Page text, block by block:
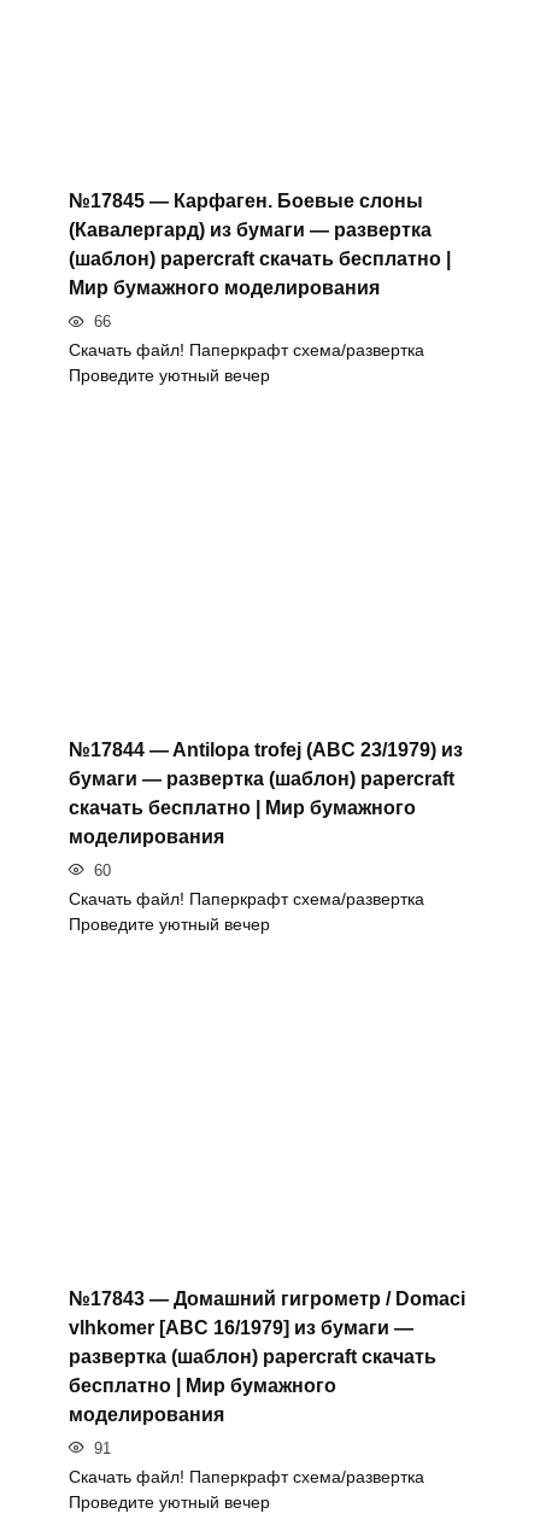
№17845 — Карфаген. Боевые слоны
(Кавалергард) из бумаги — развертка
(шаблон) papercraft скачать бесплатно |
Мир бумажного моделирования
66
Скачать файл! Паперкрафт схема/развертка
Проведите уютный вечер
№17844 — Antilopa trofej (ABC 23/1979) из
бумаги — развертка (шаблон) papercraft
скачать бесплатно | Мир бумажного
моделирования
60
Скачать файл! Паперкрафт схема/развертка
Проведите уютный вечер
№17843 — Домашний гигрометр / Domaci
vlhkomer [ABC 16/1979] из бумаги —
развертка (шаблон) papercraft скачать
бесплатно | Мир бумажного
моделирования
91
Скачать файл! Паперкрафт схема/развертка
Проведите уютный вечер